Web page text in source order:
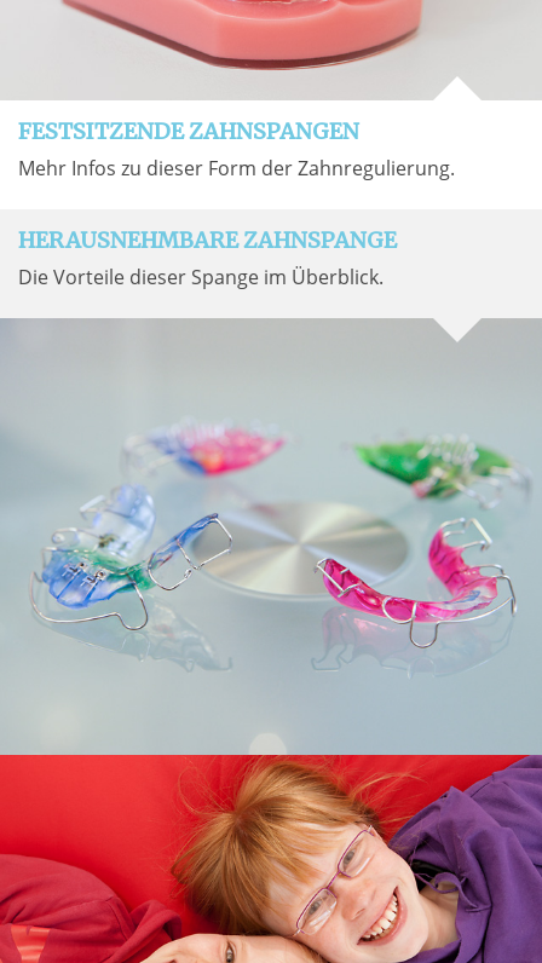
FESTSITZENDE ZAHNSPANGEN
Mehr Infos zu dieser Form der Zahnregulierung.
HERAUSNEHMBARE ZAHNSPANGE
Die Vorteile dieser Spange im Überblick.